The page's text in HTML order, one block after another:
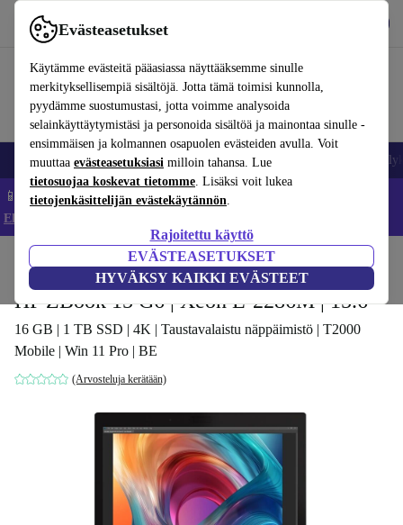
Evästeasetukset
Käytämme evästeitä pääasiassa näyttääksemme sinulle
merkityksellisempiä sisältöjä. Jotta tämä toimisi kunnolla,
pyydämme suostumustasi, jotta voimme analysoida
selainkäyttäytymistäsi ja personoida sisältöä ja mainontaa sinulle -
ensimmäisen ja kolmannen osapuolen evästeiden avulla. Voit
muuttaa evästeasetuksiasi milloin tahansa. Lue
tietosuojaa koskevat tietomme. Lisäksi voit lukea
tietojenkäsittelijän evästekäytännön.
Rajoitettu käyttö
EVÄSTEASETUKSET
HYVÄKSY KAIKKI EVÄSTEET
Käytä refurbed-palvelua nopeasti ja helposti
Matkapuhelimet ja älypuhelimet Kannettavat tietokoneet
📱 Säästä 5 % LISÄÄ iPhoneista – Koodi: IPHONEDEAL –
Ehdot ja säännöt
Kannettavat tietokoneet HP:n kannettavat tietokoneet
HP ZBook 15 G6 | Xeon E-2286M | 15.6"
16 GB | 1 TB SSD | 4K | Taustavalaistu näppäimistö | T2000
Mobile | Win 11 Pro | BE
(Arvosteluja kerätään)